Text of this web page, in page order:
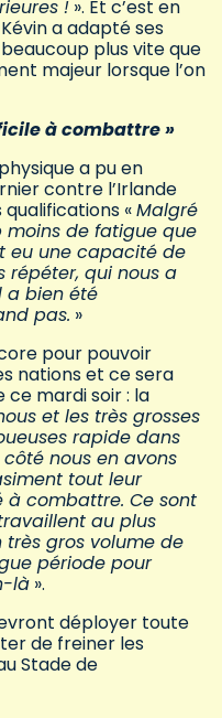
! ». Et c’est en
a adapté ses
plus vite que
majeur lorsque l’on
à combattre »
a pu en
contre l’Irlande
«Malgré
de fatigue que
eu une capacité de
répéter, qui nous a
a bien été
pas. »
pour pouvoir
nations et ce sera
ce mardi soir : la
et les très grosses
rapide dans
nous en avons
tout leur
à combattre. Ce sont
au plus
très gros volume de
période pour
là ».
déployer toute
de freiner les
Stade de